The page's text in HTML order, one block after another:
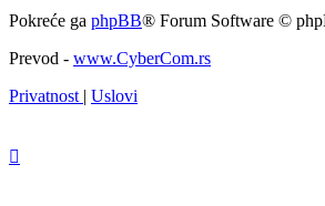
Pokreće ga phpBB® Forum Software ©
Prevod - www.CyberCom.rs
Privatnost | Uslovi